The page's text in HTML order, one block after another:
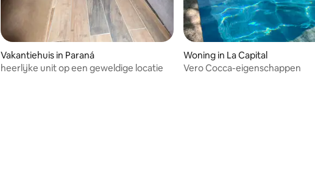
Vakantiehuis in Paraná
heerlijke unit op een geweldige locatie
Woning in La Capital
Vero Cocca-eigenschappen